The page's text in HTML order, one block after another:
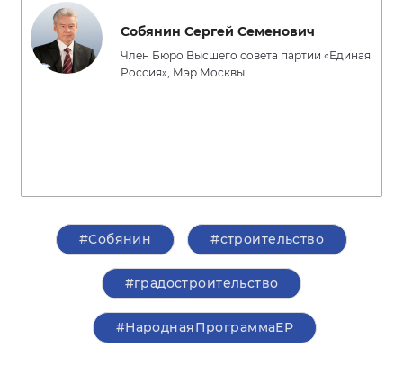
Собянин Сергей Семенович
Член Бюро Высшего совета партии «Единая
Россия», Мэр Москвы
#Собянин #строительство
#градостроительство
#НароднаяПрограммаЕР